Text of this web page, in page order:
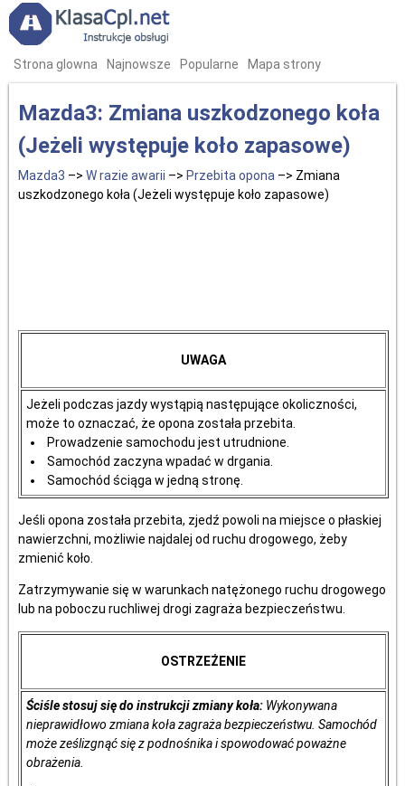
Strona glowna Najnowsze Popularne Mapa strony
Mazda3: Zmiana uszkodzonego koła
(Jeżeli występuje koło zapasowe)
Mazda3 –> W razie awarii –> Przebita opona –> Zmiana
uszkodzonego koła (Jeżeli występuje koło zapasowe)
UWAGA
Jeżeli podczas jazdy wystąpią następujące okoliczności,
może to oznaczać, że opona została przebita.
Prowadzenie samochodu jest utrudnione.
Samochód zaczyna wpadać w drgania.
Samochód ściąga w jedną stronę.
Jeśli opona została przebita, zjedź powoli na miejsce o płaskiej
nawierzchni, możliwie najdalej od ruchu drogowego, żeby
zmienić koło.
Zatrzymywanie się w warunkach natężonego ruchu drogowego
lub na poboczu ruchliwej drogi zagraża bezpieczeństwu.
OSTRZEŻENIE
Ściśle stosuj się do instrukcji zmiany koła: Wykonywana
nieprawidłowo zmiana koła zagraża bezpieczeństwu. Samochód
może ześlizgnąć się z podnośnika i spowodować poważne
obrażenia.